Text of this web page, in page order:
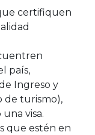
certifiquen
país,
Ingreso y
de turismo),
visa.
que estén en